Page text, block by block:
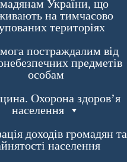
України, що
на тимчасово
територіях
постраждалим від
предметів
особам
Охорона здоров’я
населення
доходів громадян та
населення